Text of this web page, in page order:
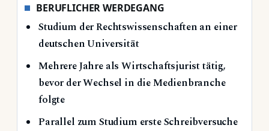
BERUFLICHER WERDEGANG
Studium der Rechtswissenschaften an einer
deutschen Universität
Mehrere Jahre als Wirtschaftsjurist tätig,
bevor der Wechsel in die Medienbranche
folgte
Parallel zum Studium erste Schreibversuche